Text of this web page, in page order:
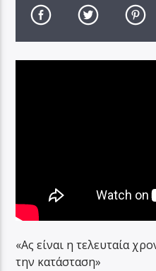
«Ας είναι η τελευταία
την κατάσταση»